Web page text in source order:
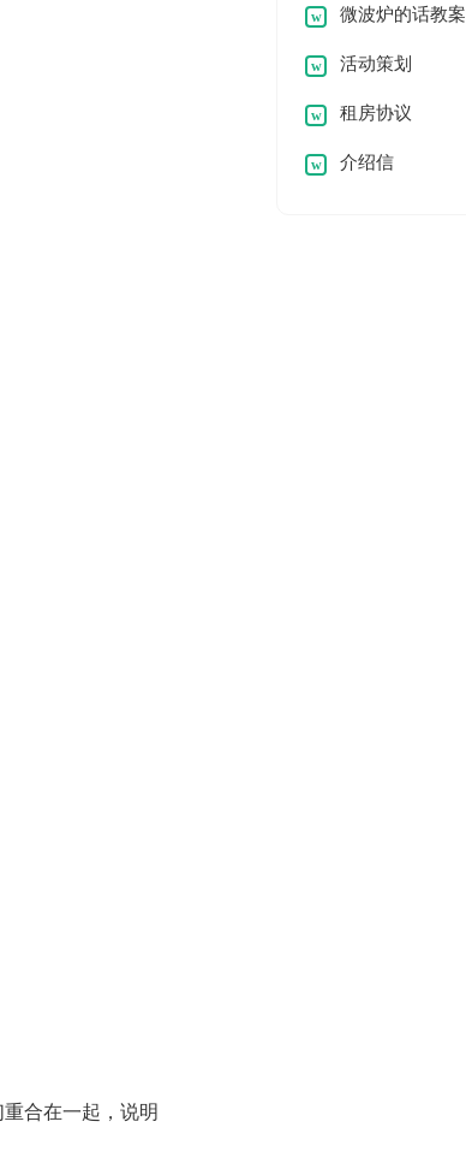
合在一起，说明
锦集9篇微波炉的话教案
活动策划
租房协议
介绍信